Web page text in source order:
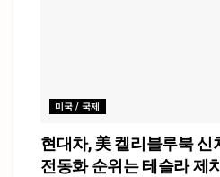
미국 / 국제
현대차, 美 켈리블루북 신
전동화 순위는 테슬라 제